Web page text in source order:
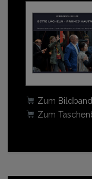
Zum
Zum